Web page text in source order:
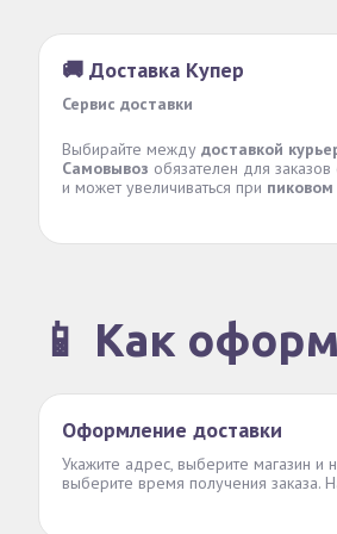
🚚 Доставка Купер
Сервис доставки
Выбирайте между доставкой
Самовывоз обязателен для заказов
и может увеличиваться при пиковом
📱 Как
Оформление доставки
Укажите адрес, выберите магазин и
выберите время получения заказа.